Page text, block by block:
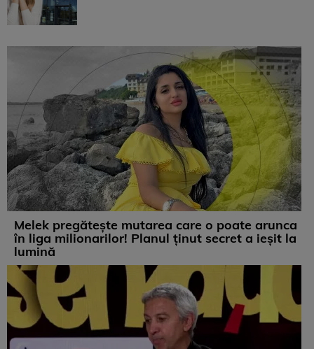
Melek pregătește mutarea care o poate arunca
în liga milionarilor! Planul ținut secret a ieșit la
lumină